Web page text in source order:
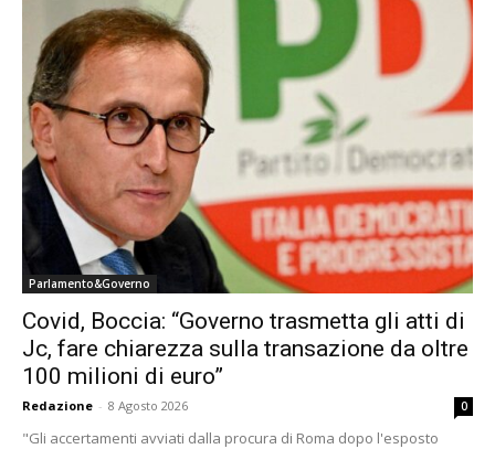
Parlamento&Governo
Covid, Boccia: “Governo trasmetta gli atti di
Jc, fare chiarezza sulla transazione da oltre
100 milioni di euro”
Redazione - 8 Agosto 2026 0
"Gli accertamenti avviati dalla procura di Roma dopo l'esposto